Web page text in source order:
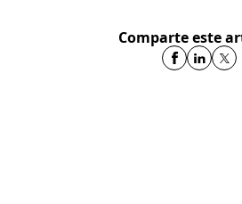
Comparte este